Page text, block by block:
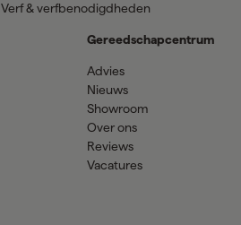
Verf & verfbenodigdheden
Gereedschapcentrum
Advies
Nieuws
Showroom
Over ons
Reviews
Vacatures